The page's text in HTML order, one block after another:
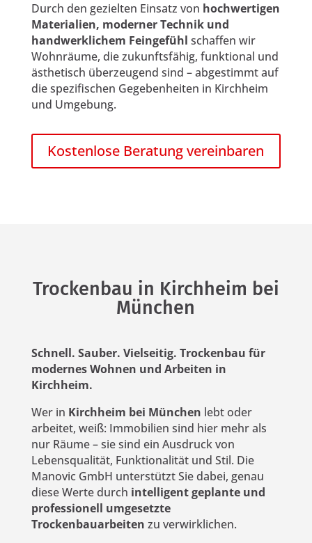
Durch den gezielten Einsatz von hochwertigen
Materialien, moderner Technik und
handwerklichem Feingefühl schaffen wir
Wohnräume, die zukunftsfähig, funktional und
ästhetisch überzeugend sind – abgestimmt auf
die spezifischen Gegebenheiten in Kirchheim
und Umgebung.
Kostenlose Beratung vereinbaren
Trockenbau in Kirchheim bei
München
Schnell. Sauber. Vielseitig. Trockenbau für
modernes Wohnen und Arbeiten in
Kirchheim.
Wer in Kirchheim bei München lebt oder
arbeitet, weiß: Immobilien sind hier mehr als
nur Räume – sie sind ein Ausdruck von
Lebensqualität, Funktionalität und Stil. Die
Manovic GmbH unterstützt Sie dabei, genau
diese Werte durch intelligent geplante und
professionell umgesetzte
Trockenbauarbeiten zu verwirklichen.